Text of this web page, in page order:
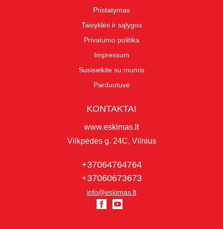
Pristatymas
Taisyklės ir sąlygos
Privatumo politika
Impressum
Susisiekite su mumis
Parduotuvė
KONTAKTAI
www.eskimas.lt
Vilkpėdės g. 24C, Vilnius
+37064764764
+37060673673
info@eskimas.lt